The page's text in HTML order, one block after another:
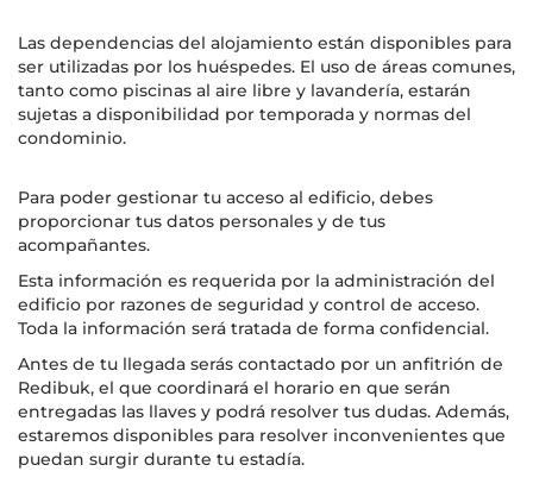
Las dependencias del alojamiento están disponibles para
ser utilizadas por los huéspedes. El uso de áreas comunes,
tanto como piscinas al aire libre y lavandería, estarán
sujetas a disponibilidad por temporada y normas del
condominio.
Para poder gestionar tu acceso al edificio, debes
proporcionar tus datos personales y de tus
acompañantes.
Esta información es requerida por la administración del
edificio por razones de seguridad y control de acceso.
Toda la información será tratada de forma confidencial.
Antes de tu llegada serás contactado por un anfitrión de
Redibuk, el que coordinará el horario en que serán
entregadas las llaves y podrá resolver tus dudas. Además,
estaremos disponibles para resolver inconvenientes que
puedan surgir durante tu estadía.